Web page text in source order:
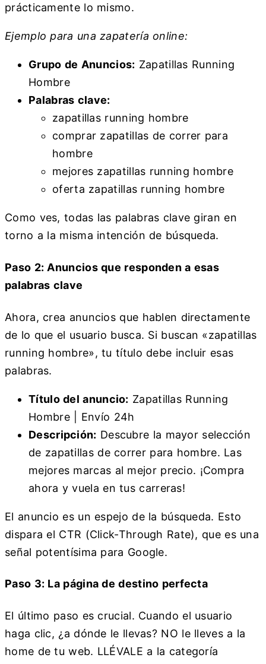
prácticamente lo mismo.
Ejemplo para una zapatería online:
Grupo de Anuncios: Zapatillas Running
Hombre
Palabras clave:
zapatillas running hombre
comprar zapatillas de correr para
hombre
mejores zapatillas running hombre
oferta zapatillas running hombre
Como ves, todas las palabras clave giran en
torno a la misma intención de búsqueda.
Paso 2: Anuncios que responden a esas
palabras clave
Ahora, crea anuncios que hablen directamente
de lo que el usuario busca. Si buscan «zapatillas
running hombre», tu título debe incluir esas
palabras.
Título del anuncio: Zapatillas Running
Hombre | Envío 24h
Descripción: Descubre la mayor selección
de zapatillas de correr para hombre. Las
mejores marcas al mejor precio. ¡Compra
ahora y vuela en tus carreras!
El anuncio es un espejo de la búsqueda. Esto
dispara el CTR (Click-Through Rate), que es una
señal potentísima para Google.
Paso 3: La página de destino perfecta
El último paso es crucial. Cuando el usuario
haga clic, ¿a dónde le llevas? NO le lleves a la
home de tu web. LLÉVALE a la categoría